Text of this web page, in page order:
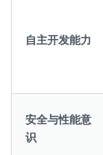
自主开发能力
安全与性能意
识